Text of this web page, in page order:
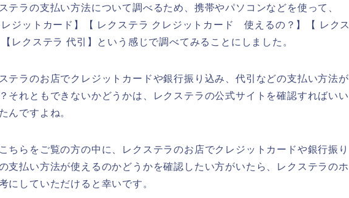
テラの支払い方法について調べるため、携帯やパソコンなどを使って、
レジットカード】【 レクステラ クレジットカード 使えるの？】【 レクス
レクステラ 代引】という感じで調べてみることにしました。
テラのお店でクレジットカードや銀行振り込み、代引などの支払い方法が
それともできないかどうかは、レクステラの公式サイトを確認すればいい
んですよね。
ちらをご覧の方の中に、レクステラのお店でクレジットカードや銀行振り
支払い方法が使えるのかどうかを確認したい方がいたら、レクステラのホ
にしていただけると幸いです。